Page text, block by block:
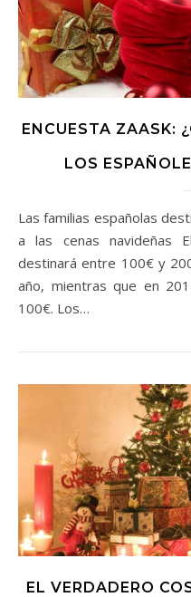
ENCUESTA ZAASK:
LOS
Las familias españolas destinarán un máximo de 200 euros
a las cenas navideñas
destinará entre 100€ y
año, mientras que en
100€. Los…
EL VERDADERO